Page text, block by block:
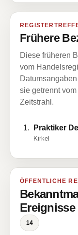
Frühere
Diese früheren
vom
sie getrennt
Zeitstrahl.
Praktiker
Kirkel
ÖFFENTLICHE
Ereignisse
14